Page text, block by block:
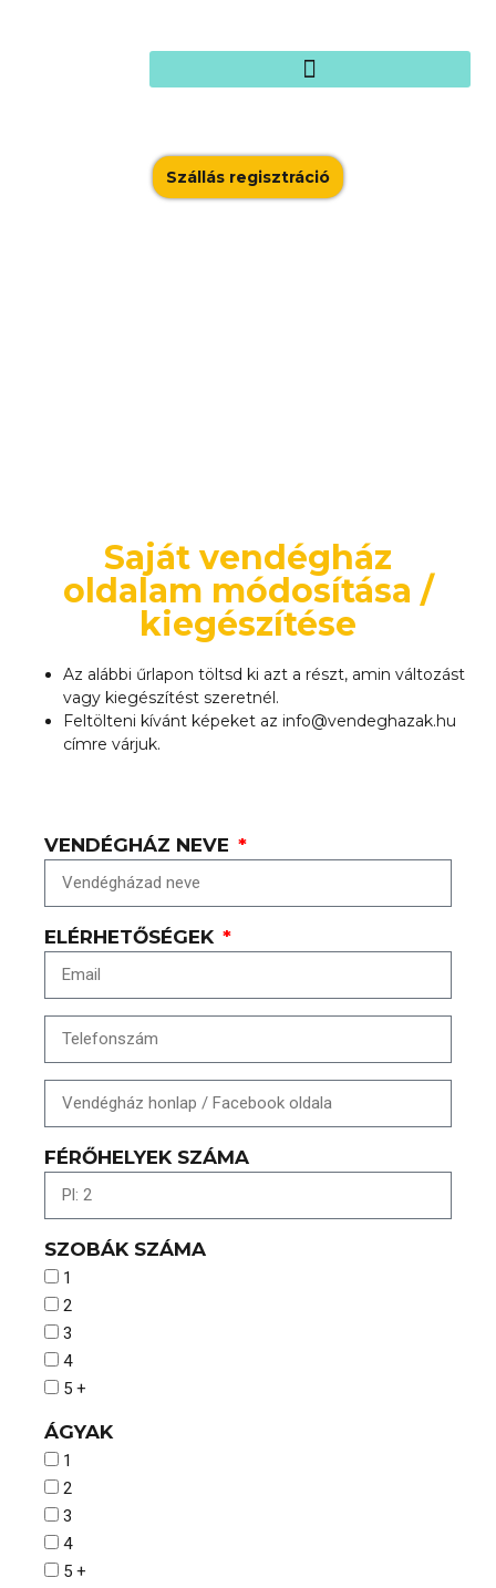
Szállás regisztráció
Saját vendégház
oldalam módosítása /
kiegészítése
Az alábbi űrlapon töltsd ki azt a részt, amin változást
vagy kiegészítést szeretnél.
Feltölteni kívánt képeket az info@vendeghazak.hu
címre várjuk.
VENDÉGHÁZ NEVE
ELÉRHETŐSÉGEK
FÉRŐHELYEK SZÁMA
SZOBÁK SZÁMA
1
2
3
4
5 +
ÁGYAK
1
2
3
4
5 +